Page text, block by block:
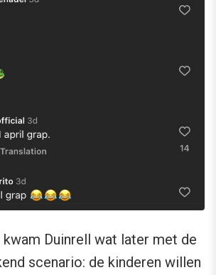
Duinrell wat later met de
scenario: de kinderen willen